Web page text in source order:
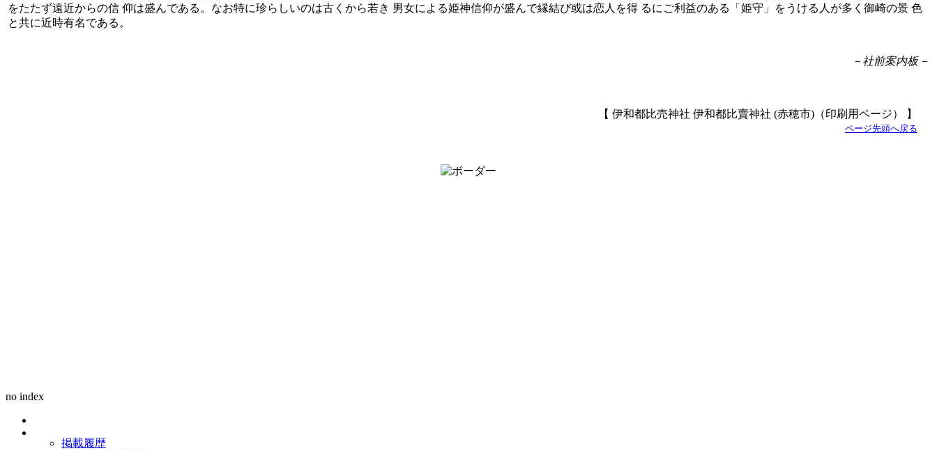
をたたず遠近からの信 仰は盛んである。なお特に珍らしいのは古くから若き 男女による姫神信仰が盛んで縁結び或は恋人を得 るにご利益のある「姫守」をうける人が多く御崎の景 色
と共に近時有名である。
－社前案内板－
【 伊和都比売神社 伊和都比賣神社 (赤穂市)（印刷用ページ） 】
ページ先頭へ戻る
no index
掲載履歴